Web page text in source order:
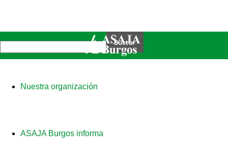
Nuestra organización
ASAJA Burgos informa